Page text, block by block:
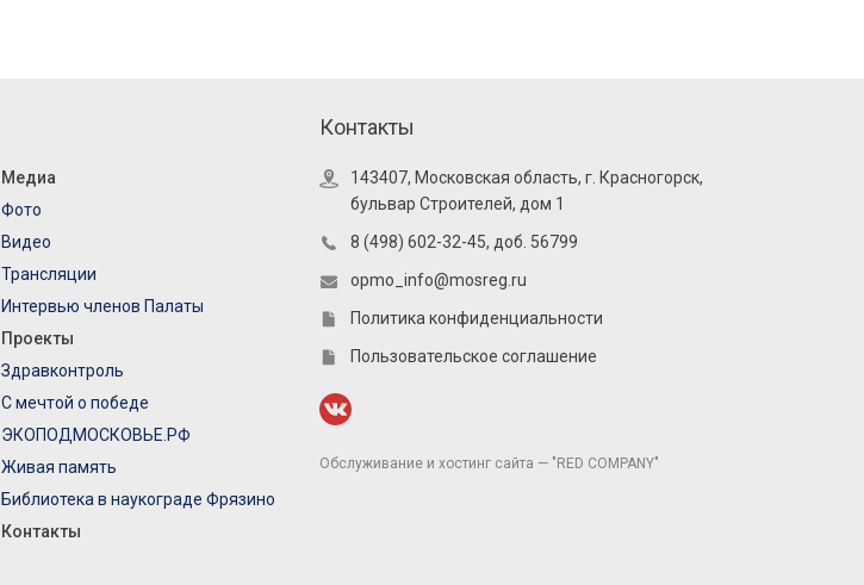
Медиа
Фото
Видео
Трансляции
Интервью членов Палаты
Проекты
Здравконтроль
С мечтой о победе
ЭКОПОДМОСКОВЬЕ.РФ
Живая память
Библиотека в наукограде Фрязино
Контакты
Контакты
143407, Московская область, г. Красногорск,
бульвар Строителей, дом 1
8 (498) 602-32-45, доб. 56799
opmo_info@mosreg.ru
Политика конфиденциальности
Пользовательское соглашение
Обслуживание и хостинг сайта — "RED COMPANY"